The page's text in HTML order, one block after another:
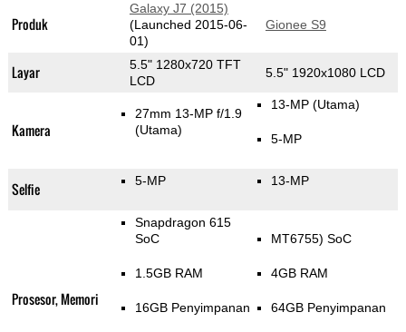
Produk
Galaxy J7 (2015)
(Launched 2015-06-
01)
Gionee S9
Layar
5.5" 1280x720 TFT
LCD
5.5" 1920x1080 LCD
Kamera
27mm 13-MP f/1.9
(Utama)
13-MP (Utama)
5-MP
Selfie 5-MP 13-MP
Prosesor, Memori
Snapdragon 615
SoC
1.5GB RAM
16GB Penyimpanan
MT6755) SoC
4GB RAM
64GB Penyimpanan